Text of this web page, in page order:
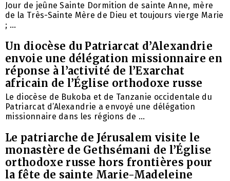
Jour de jeûne Sainte Dormition de sainte Anne, mère
de la Très-Sainte Mère de Dieu et toujours vierge Marie
; ...
Un diocèse du Patriarcat d’Alexandrie
envoie une délégation missionnaire en
réponse à l’activité de l’Exarchat
africain de l’Église orthodoxe russe
Le diocèse de Bukoba et de Tanzanie occidentale du
Patriarcat d’Alexandrie a envoyé une délégation
missionnaire dans les régions de ...
Le patriarche de Jérusalem visite le
monastère de Gethsémani de l’Église
orthodoxe russe hors frontières pour
la fête de sainte Marie-Madeleine